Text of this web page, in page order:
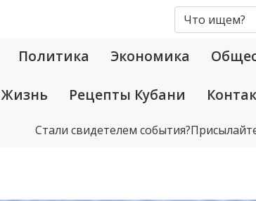
Политика Экономика
Жизнь Рецепты Кубани
Стали свидетелем события?